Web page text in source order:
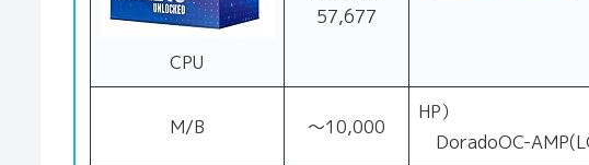
CPU
57,677
M/B ～10,000
HP）
DoradoOC-